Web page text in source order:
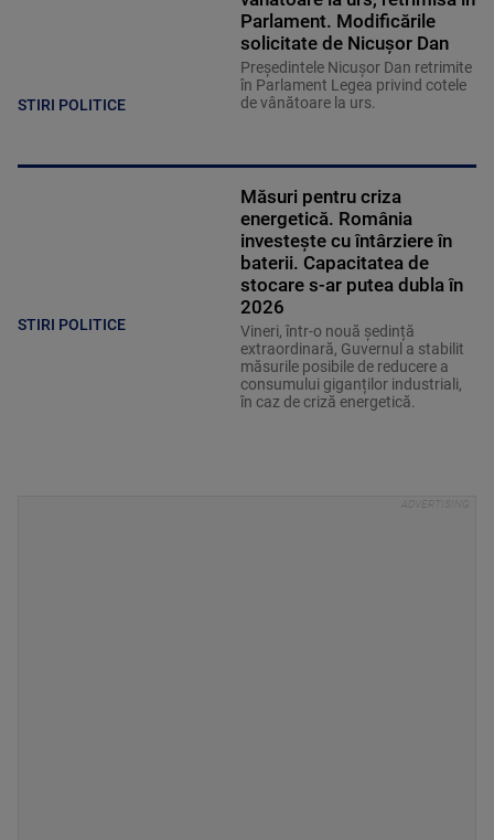
STIRI POLITICE
Parlament. Modificările
solicitate de Nicușor Dan
Președintele Nicușor Dan retrimite
în Parlament Legea privind cotele
de vânătoare la urs.
STIRI POLITICE
Măsuri pentru criza
energetică. România
investește cu întârziere în
baterii. Capacitatea de
stocare s-ar putea dubla în
2026
Vineri, într-o nouă ședință
extraordinară, Guvernul a stabilit
măsurile posibile de reducere a
consumului giganților industriali,
în caz de criză energetică.